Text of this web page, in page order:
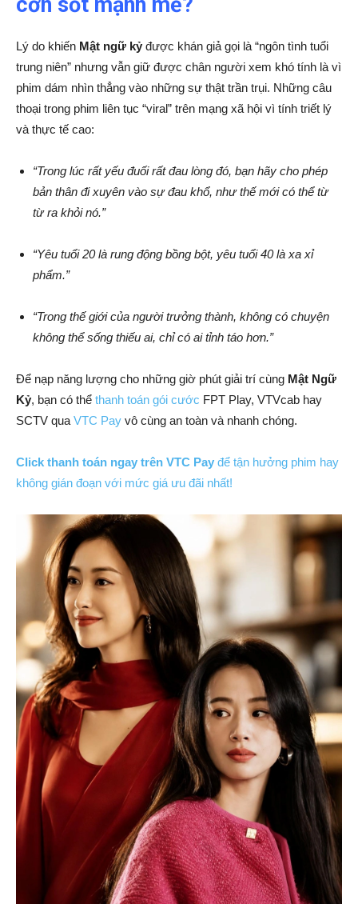
Lý do khiến Mật ngữ kỷ được khán giả gọi là “ngôn tình tuổi
trung niên” nhưng vẫn giữ được chân người xem khó tính là vì
phim dám nhìn thẳng vào những sự thật trần trụi. Những câu
thoại trong phim liên tục “viral” trên mạng xã hội vì tính triết lý
và thực tế cao:
“Trong lúc rất yếu đuối rất đau lòng đó, bạn hãy cho phép
bản thân đi xuyên vào sự đau khổ, như thế mới có thể từ
từ ra khỏi nó.”
“Yêu tuổi 20 là rung động bồng bột, yêu tuổi 40 là xa xỉ
phẩm.”
“Trong thế giới của người trưởng thành, không có chuyện
không thể sống thiếu ai, chỉ có ai tỉnh táo hơn.”
Để nạp năng lượng cho những giờ phút giải trí cùng Mật Ngữ
Kỷ, bạn có thể thanh toán gói cước FPT Play, VTVcab hay
SCTV qua VTC Pay vô cùng an toàn và nhanh chóng.
Click thanh toán ngay trên VTC Pay để tận hưởng phim hay
không gián đoạn với mức giá ưu đãi nhất!